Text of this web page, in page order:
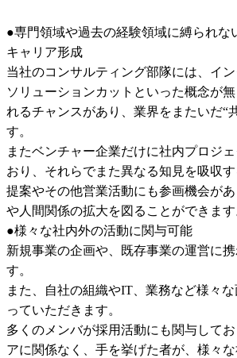
●専門領域や過去の経験領域に縛られな
キャリア形成
当社のコンサルティング部隊には、イ
ソリューションカットといった概念が
れるチャンスがあり、業界をまたいだ“
す。
またベンチャー企業だけに社内プロジ
おり、それらでまた異なる知見を吸収す
提案やその他営業活動にも参画機会が
や人間関係の拡大を図ることができます
●様々な社内外の活動に関与可能
新規事業の企画や、既存事業の運営に
す。
また、自社の組織やIT、業務など様々
っていただきます。
多くのメンバが採用活動にも関与して
アに関係なく、手を挙げた者が、様々